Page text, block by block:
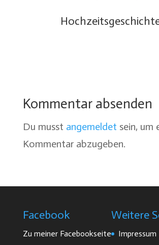
Kommentar absenden
Du musst angemeldet sein, um
Kommentar abzugeben.
Facebook
Zu meiner Facebookseite
Weitere
Impressum